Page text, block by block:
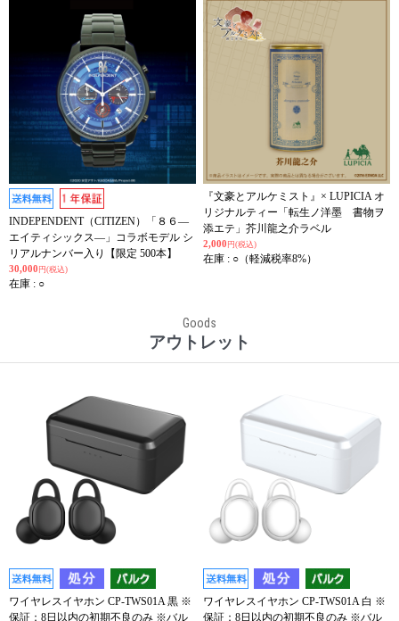
INDEPENDENT（CITIZEN）「８６―
エイティシックス―」コラボモデル シ
リアルナンバー入り【限定 500本】
30,000 円(税込)
在庫 : ○
『文豪とアルケミスト』× LUPICIA オ
リジナルティー「転生ノ洋墨 書物ヲ
添エテ」芥川龍之介ラベル
2,000 円(税込)
在庫 : ○（軽減税率8%）
Goods
アウトレット
ワイヤレスイヤホン CP-TWS01A 黒 ※
保証：8日以内の初期不良のみ ※バル
ワイヤレスイヤホン CP-TWS01A 白 ※
保証：8日以内の初期不良のみ ※バル